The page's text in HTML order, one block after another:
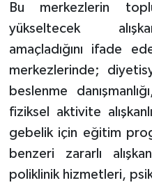
Bu merkezlerin
yükseltecek
amaçladığını ifade
merkezlerinde;
beslenme
fiziksel aktivite
gebelik için eğitim
benzeri zararlı
poliklinik hizmetleri,